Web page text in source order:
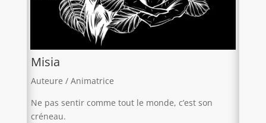
Misia
Auteure / Animatrice
Ne pas sentir comme tout le monde, c’est son
créneau.